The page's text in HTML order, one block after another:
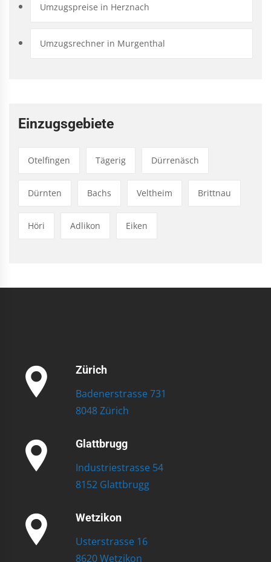
Umzugspreise in Herznach
Umzugsrechner in Murgenthal
Einzugsgebiete
Otelfingen Tägerig Dürrenäsch
Dürnten Bachs Veltheim Brittnau
Höri Adlikon Eiken
Zürich
Badenerstrasse 731
8048 Zürich
Glattbrugg
Industriestrasse 54
8152 Glattbrugg
Wetzikon
Usterstrasse 16
8620 Wetzikon